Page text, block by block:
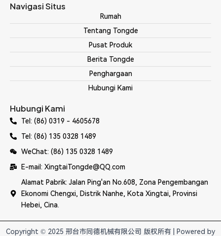
Navigasi Situs
Rumah
Tentang Tongde
Pusat Produk
Berita Tongde
Penghargaan
Hubungi Kami
Hubungi Kami
Tel: (86) 0319 - 4605678
Tel: (86) 135 0328 1489
WeChat: (86) 135 0328 1489
E-mail: XingtaiTongde@QQ.com
Alamat Pabrik: Jalan Ping'an No.608, Zona Pengembangan
Ekonomi Chengxi, Distrik Nanhe, Kota Xingtai, Provinsi
Hebei, Cina.
Copyright © 2025 邢台市同德机械有限公司 版权所有 | Powered by